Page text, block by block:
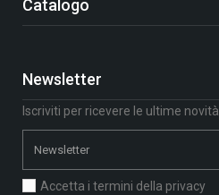
Catalogo
Newsletter
Iscriviti per ricevere le ultime novità
Accetta i termini della privacy